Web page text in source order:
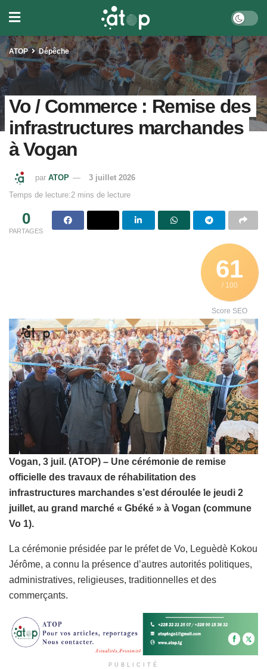
ATOP Dépêche
Vo / Commerce : Remise des
infrastructures marchandes
à Vogan
par ATOP
3 juillet 2026
Temps de lecture:2 mins de lecture
0
PARTAGES
61
/ 100
Score SEO
Vogan, 3 juil. (ATOP) – Une cérémonie de remise
officielle des travaux de réhabilitation des
infrastructures marchandes s’est déroulée le jeudi 2
juillet, au grand marché « Gbéké » à Vogan (commune
Vo 1).
La cérémonie présidée par le préfet de Vo, Leguèdè Kokou
Jérôme, a connu la présence d’autres autorités politiques,
administratives, religieuses, traditionnelles et des
commerçants.
PUBLICITÉ